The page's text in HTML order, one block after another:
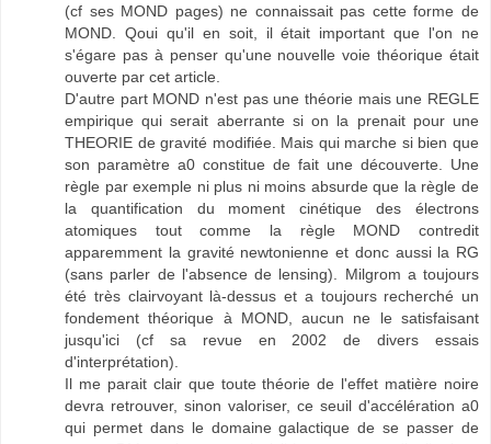
(cf ses MOND pages) ne connaissait pas cette forme de
MOND. Qoui qu'il en soit, il était important que l'on ne
s'égare pas à penser qu'une nouvelle voie théorique était
ouverte par cet article.
D'autre part MOND n'est pas une théorie mais une REGLE
empirique qui serait aberrante si on la prenait pour une
THEORIE de gravité modifiée. Mais qui marche si bien que
son paramètre a0 constitue de fait une découverte. Une
règle par exemple ni plus ni moins absurde que la règle de
la quantification du moment cinétique des électrons
atomiques tout comme la règle MOND contredit
apparemment la gravité newtonienne et donc aussi la RG
(sans parler de l'absence de lensing). Milgrom a toujours
été très clairvoyant là-dessus et a toujours recherché un
fondement théorique à MOND, aucun ne le satisfaisant
jusqu'ici (cf sa revue en 2002 de divers essais
d'interprétation).
Il me parait clair que toute théorie de l'effet matière noire
devra retrouver, sinon valoriser, ce seuil d'accélération a0
qui permet dans le domaine galactique de se passer de